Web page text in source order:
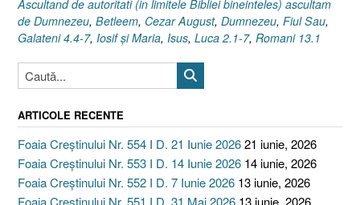
7]”
Ascultand de autoritati (in limitele Bibliei bineinteles) ascultam
de Dumnezeu, Betleem, Cezar August, Dumnezeu, Fiul Sau,
Galateni 4.4-7, Iosif şi Maria, Isus, Luca 2.1-7, Romani 13.1
ARTICOLE RECENTE
Foaia Creștinului Nr. 554 I D. 21 Iunie 202621 iunie, 2026
Foaia Creștinului Nr. 553 I D. 14 Iunie 2026 14 iunie, 2026
Foaia Creștinului Nr. 552 I D. 7 Iunie 2026 13 iunie, 2026
Foaia Creștinului Nr. 551 I D. 31 Mai 2026 13 iunie, 2026